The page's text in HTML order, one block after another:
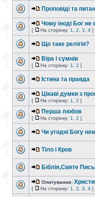
Проповіді та
Чому іноді Бог не
[ На сторінку: 1 2 3 4 ]
Що таке релігія?
Віра і сумнів
[ На сторінку: 1 2 ]
Істина та правда
Цікаві думки з
[ На сторінку: 1 2 ]
Перша любов
[ На сторінку: 1 2 ]
Чи угодні Богу
Тіло і Кров
Біблія,Святе
Опитування:
[ На сторінку: 1 2 3 4 ]